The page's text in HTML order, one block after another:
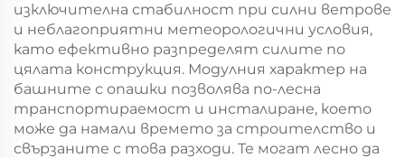
изключителна стабилност при силни ветрове
и неблагоприятни метеорологични условия,
като ефективно разпределят силите по
цялата конструкция. Модулния характер на
башните с опашки позволява по-лесна
транспортираемост и инсталиране, което
може да намали времето за строителство и
свързаните с това разходи. Те могат лесно да